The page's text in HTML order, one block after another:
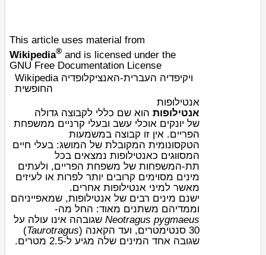
This article uses material from
Wikipedia® and is licensed under the
GNU Free Documentation License
Wikipedia ויקיפדיה העברית-האנציקלופדיה
החופשית
אנטילופות
אנטילופות הוא שם כללי לקבוצה גדולה
של יונקים אוכלי עשב ובעלי קרניים ממשפחת
הפריים. אין זו קבוצה במשמעות
הטקסונומית המקובלת של המושג: בעלי חיים
המסווגים כאנטילופות נמצאים בכל
תת-המשפחות של משפחת הפריים, ולעתים
מינים מסוימים קרובים יותר לפרות או לעיזים
מאשר למיני אנטילופות אחרים.
ישנם מינים רבים של אנטילופות, שמאפייניהם
וממדיהם משתנים מאוד: החל מה-
Neotragus pygmaeus שגובהה אינו עולה על
30 סנטימטרים, ועד ה
קאנה (
Taurotragus
)
שגובה אחד המינים שלה מגיע ל-2.5 מטרים.